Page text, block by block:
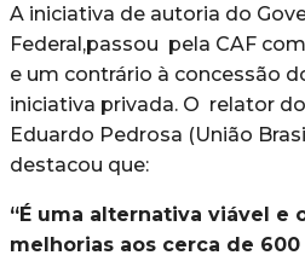
A iniciativa de autoria do
Federal,passou pela CAF
e um contrário à concessão
iniciativa privada. O relator
Eduardo Pedrosa (União
destacou que:
“É uma alternativa viável e
melhorias aos cerca de